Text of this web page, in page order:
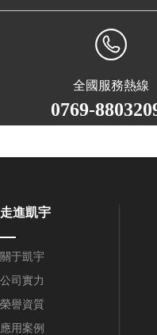
全國服務熱線
0769-
走進凱宇
關于凱宇
公司實力
榮譽資質
應用案例